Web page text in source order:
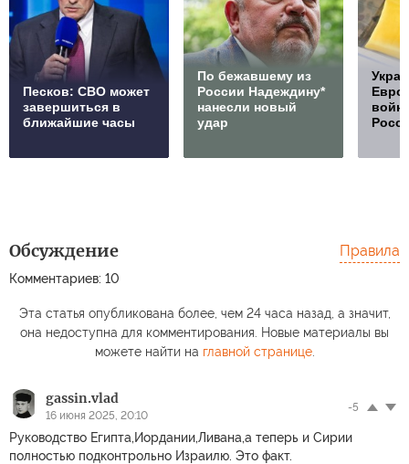
Песков: СВО может
завершиться в
ближайшие часы
По бежавшему из
России Надеждину*
нанесли новый
удар
Обсуждение
Комментариев: 10
Правила
Эта статья опубликована более, чем 24 часа назад, а значит,
она недоступна для комментирования. Новые материалы вы
можете найти на главной странице.
gassin.vlad
16 июня 2025, 20:10
-5
Руководство Египта,Иордании,Ливана,а теперь и Сирии
полностью подконтрольно Израилю. Это факт.